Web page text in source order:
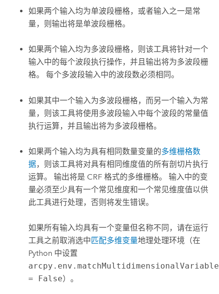
如果两个输入均为单波段栅格，或者输入之一是常
量，则输出将是单波段栅格。
如果两个输入均为多波段栅格，则该工具将针对一个
输入中的每个波段执行操作，并且输出将为多波段栅
格。 每个多波段输入中的波段数必须相同。
如果其中一个输入为多波段栅格，而另一个输入为常
量，则该工具将使用多波段输入中每个波段的常量值
执行运算，并且输出将为多波段栅格。
如果两个输入均为具有相同数量变量的多维栅格数
据，则该工具将对具有相同维度值的所有剖切片执行
运算。 输出将是 CRF 格式的多维栅格。 输入中的变
量必须至少具有一个常见维度和一个常见维度值以供
此工具进行处理，否则将发生错误。
如果所有输入均具有一个变量但名称不同，请在运行
工具之前取消选中 匹配多维变量地理处理环境（在
Python 中设置
arcpy.env.matchMultidimensionalVariable
= False）。